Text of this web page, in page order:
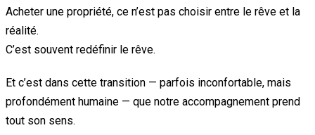
Acheter une propriété, ce n’est pas choisir entre le rêve et la
réalité.
C’est souvent redéfinir le rêve.
Et c’est dans cette transition — parfois inconfortable, mais
profondément humaine — que notre accompagnement prend
tout son sens.